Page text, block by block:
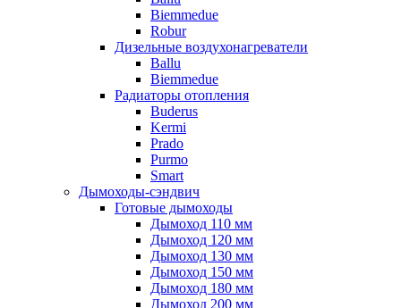
Biemmedue
Robur
Дизельные воздухонагреватели
Ballu
Biemmedue
Радиаторы отопления
Buderus
Kermi
Prado
Purmo
Smart
Дымоходы-сэндвич
Готовые дымоходы
Дымоход 110 мм
Дымоход 120 мм
Дымоход 130 мм
Дымоход 150 мм
Дымоход 180 мм
Дымоход 200 мм